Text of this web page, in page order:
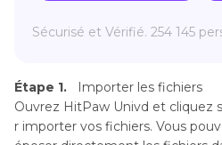
Sécurisé et Vérifié. 254 145
Étape 1.
Importer les fichiers
Ouvrez HitPaw Univd et cliquez
r importer vos fichiers. Vous